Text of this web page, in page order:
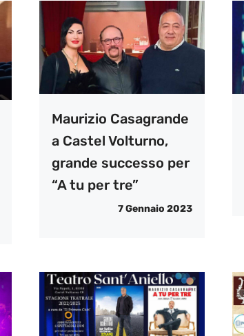
Maurizio Casagrande
a Castel Volturno,
grande successo per
“A tu per tre”
7 Gennaio 2023